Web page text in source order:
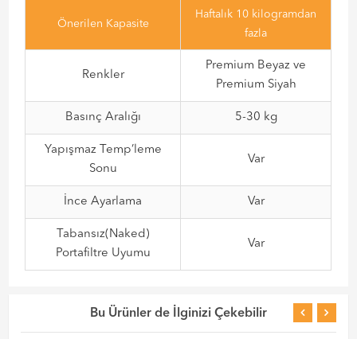
Önerilen Kapasite
Haftalık 10 kilogramdan
fazla
Renkler
Premium Beyaz ve
Premium Siyah
Basınç Aralığı 5-30 kg
Yapışmaz Temp’leme
Sonu
Var
İnce Ayarlama Var
Tabansız(Naked)
Portafiltre Uyumu
Var
Bu Ürünler de İlginizi Çekebilir